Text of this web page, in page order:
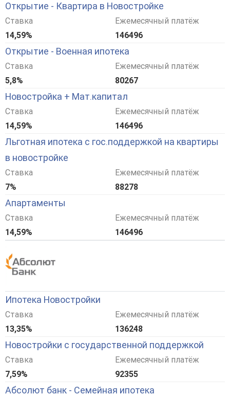
Открытие - Квартира в Новостройке
Ставка
14,59%
Ежемесячный платёж
146496
Открытие - Военная ипотека
Ставка
5,8%
Ежемесячный платёж
80267
Новостройка + Мат.капитал
Ставка
14,59%
Ежемесячный платёж
146496
Льготная ипотека с гос.поддержкой на квартиры
в новостройке
Ставка
7%
Ежемесячный платёж
88278
Апартаменты
Ставка
14,59%
Ежемесячный платёж
146496
Ипотека Новостройки
Ставка
13,35%
Ежемесячный платёж
136248
Новостройки с государственной поддержкой
Ставка
7,59%
Ежемесячный платёж
92355
Абсолют банк - Семейная ипотека